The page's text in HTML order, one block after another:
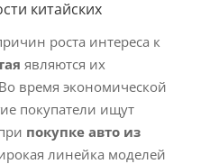
китайских
роста интереса к
являются их
время экономической
покупатели ищут
покупке авто из
линейка моделей